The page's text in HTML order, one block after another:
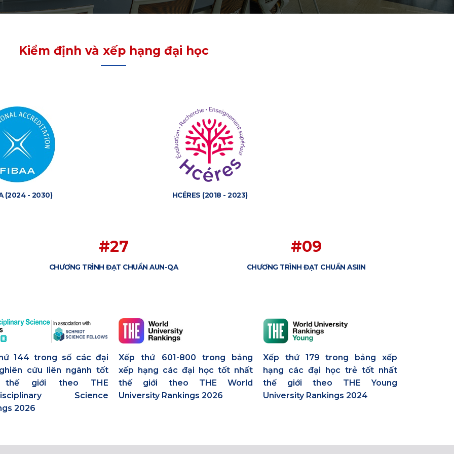
Kiểm định và xếp hạng đại học
(2024 - 2030) HCÉRES (2018 - 2023)
#27
CHƯƠNG TRÌNH ĐẠT CHUẨN AUN-QA
#09
CHƯƠNG TRÌNH ĐẠT CHUẨN ASIIN
144 trong số các đại
cứu liên ngành tốt
thế giới theo THE
Science
2026
Xếp thứ 601-800 trong bảng
xếp hạng các đại học tốt nhất
thế giới theo THE World
University Rankings 2026
Xếp thứ 179 trong bảng xếp
hạng các đại học trẻ tốt nhất
thế giới theo THE Young
University Rankings 2024